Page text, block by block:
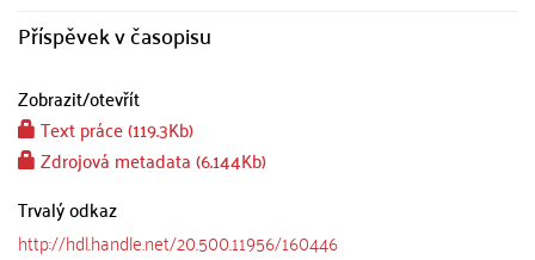
Příspěvek v časopisu
Zobrazit/otevřít
Text práce (119.3Kb)
Zdrojová metadata (6.144Kb)
Trvalý odkaz
http://hdl.handle.net/20.500.11956/160446